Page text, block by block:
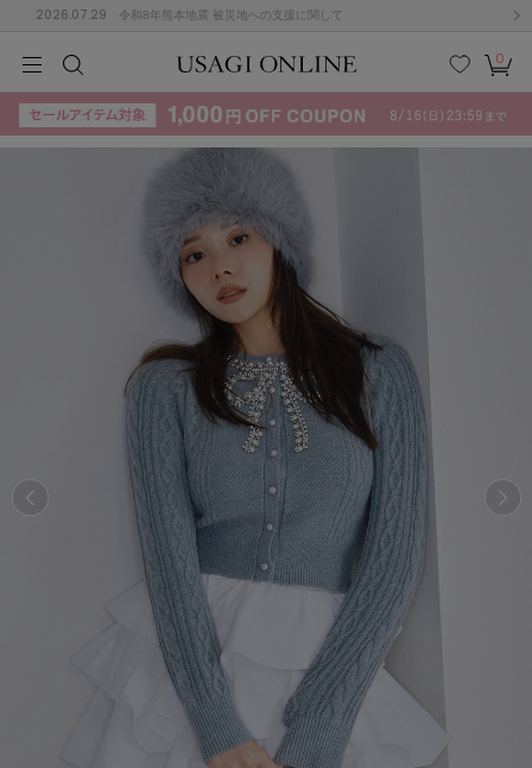
2026.07.29 令和8年熊本地震 被災地への支援に関して
検索
お気
に入
カー
ト
0
KIDSBABYBEAUTYLIFE STYLE
(715)
KIDSBABYBEAUTYLIFE STYLE
E F G
L M
T U
Y Z
その
他
ACYM
アシーム
adidas by Stella McCartney
アディダス バイ ステラマッカートニー